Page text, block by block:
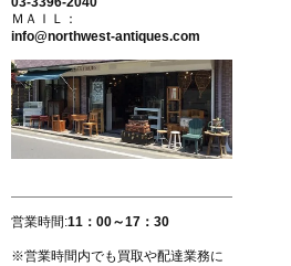
ＭＡＩＬ：
info@northwest-antiques.com
営業時間:11：00～17：30
※営業時間内でも買取や配達業務に